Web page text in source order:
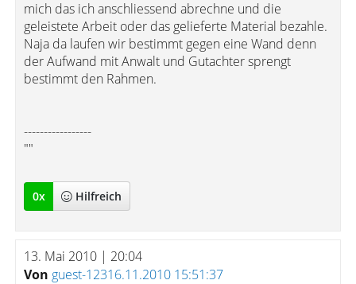
mich das ich anschliessend abrechne und die
geleistete Arbeit oder das gelieferte Material bezahle.
Naja da laufen wir bestimmt gegen eine Wand denn
der Aufwand mit Anwalt und Gutachter sprengt
bestimmt den Rahmen.
-----------------
""
0x Hilfreich
13. Mai 2010 | 20:04
Von guest-12316.11.2010 15:51:37